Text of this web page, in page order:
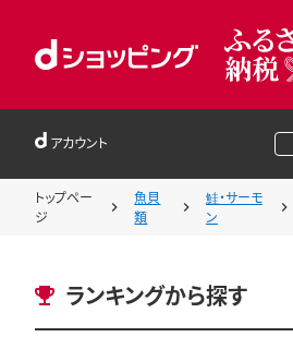
アカウント
トップペー
ジ
魚貝
類
鮭・サーモ
ン
ランキングから探す